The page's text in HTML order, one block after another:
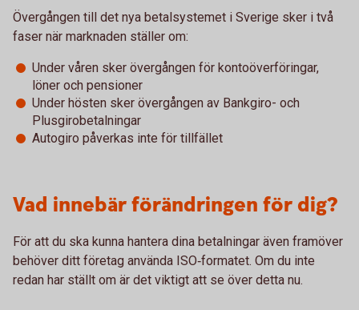
Övergången till det nya betalsystemet i Sverige sker i två
faser när marknaden ställer om:
Under våren sker övergången för kontoöverföringar,
löner och pensioner
Under hösten sker övergången av Bankgiro- och
Plusgirobetalningar
Autogiro påverkas inte för tillfället
Vad innebär förändringen för dig?
För att du ska kunna hantera dina betalningar även framöver
behöver ditt företag använda ISO‑formatet. Om du inte
redan har ställt om är det viktigt att se över detta nu.